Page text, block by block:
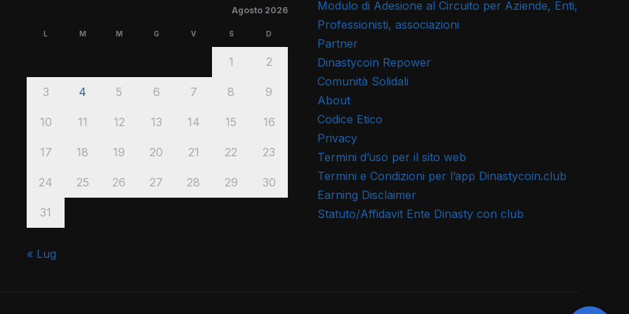
Agosto 2026
L M M G V S D
1 2
3 4 5 6 7 8 9
10 11 12 13 14 15 16
17 18 19 20 21 22 23
24 25 26 27 28 29 30
31
« Lug
Modulo di Adesione al Circuito per Aziende, Enti,
Professionisti, associazioni
Partner
Dinastycoin Repower
Comunità Solidali
About
Codice Etico
Privacy
Termini d’uso per il sito web
Termini e Condizioni per l’app Dinastycoin.club
Earning Disclaimer
Statuto/Affidavit Ente Dinasty con club